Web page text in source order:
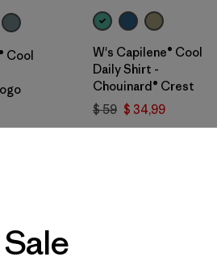
Cool
W's Capilene® Cool
Daily Shirt -
Chouinard® Crest
$ 59 $ 34,99
Sale